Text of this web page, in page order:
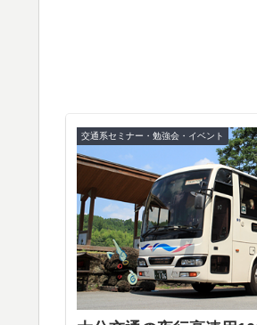
交通系セミナー・勉強会・イベント